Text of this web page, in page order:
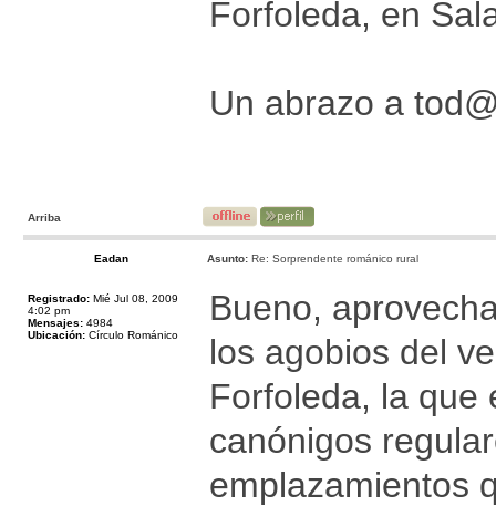
Forfoleda, en
Un abrazo a
Arriba
Eadan Asunto: Re: Sorprendente románico rural
Registrado: Mié Jul 08, 2009
4:02 pm
Mensajes: 4984
Ubicación: Círculo Románico
Bueno,
los agobios del
Forfoleda, la que
canónigos
emplazamientos